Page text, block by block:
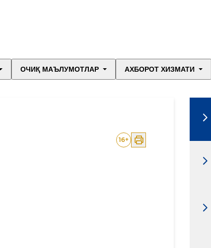
ОЧИҚ МАЪЛУМОТЛАР АХБОРОТ ХИЗМАТИ
16+